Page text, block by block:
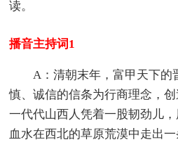
读。
播音主持词1
A：清朝末年，富甲天下的
慎、诚信的信条为行商理念，创
一代代山西人凭着一股韧劲儿
血水在西北的草原荒漠中走出一